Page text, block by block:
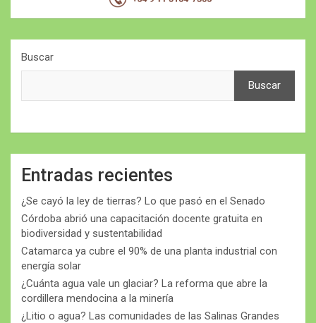
Buscar
Buscar
Entradas recientes
¿Se cayó la ley de tierras? Lo que pasó en el Senado
Córdoba abrió una capacitación docente gratuita en
biodiversidad y sustentabilidad
Catamarca ya cubre el 90% de una planta industrial con
energía solar
¿Cuánta agua vale un glaciar? La reforma que abre la
cordillera mendocina a la minería
¿Litio o agua? Las comunidades de las Salinas Grandes